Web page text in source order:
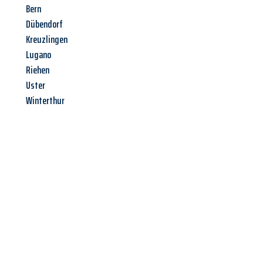
Bern
Dübendorf
Kreuzlingen
Lugano
Riehen
Uster
Winterthur